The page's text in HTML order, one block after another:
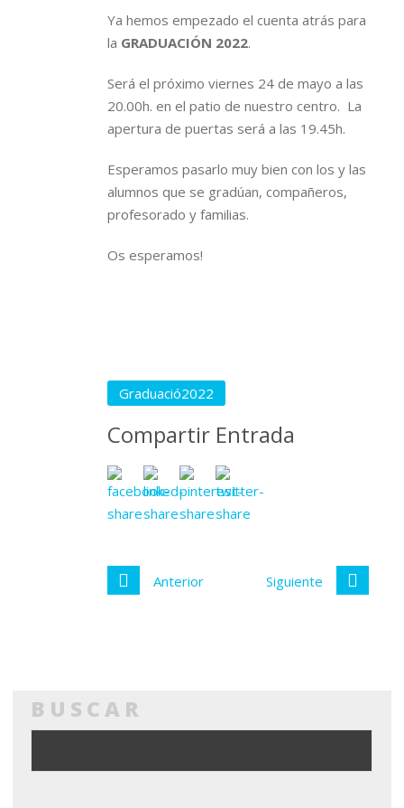
Ya hemos empezado el cuenta atrás para
la GRADUACIÓN 2022.
Será el próximo viernes 24 de mayo a las
20.00h. en el patio de nuestro centro. La
apertura de puertas será a las 19.45h.
Esperamos pasarlo muy bien con los y las
alumnos que se gradúan, compañeros,
profesorado y familias.
Os esperamos!
Graduació2022
Compartir Entrada
Anterior Siguiente
BUSCAR